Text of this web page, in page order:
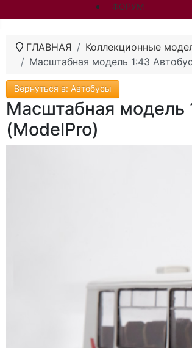
ФОРУМ
ГЛАВНАЯ Коллекционные
Масштабная модель 1:43
Вернуться в: Автобусы
Масштабная модель
(ModelPro)